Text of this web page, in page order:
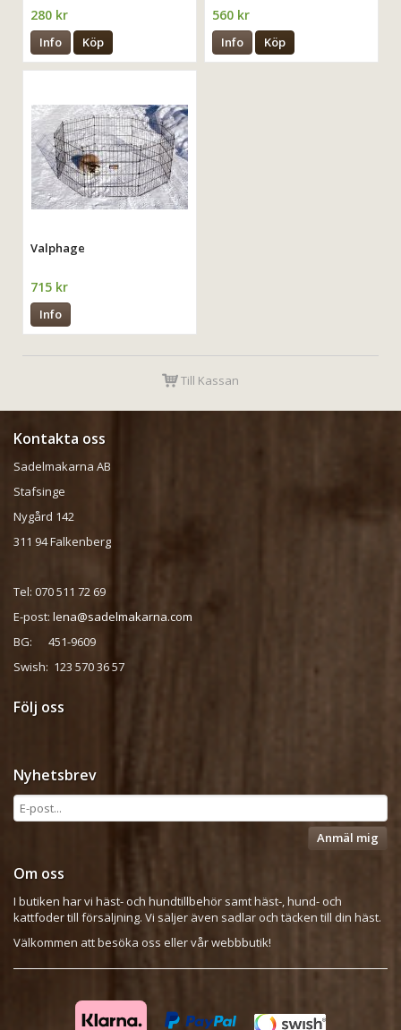
280 kr
Info Köp
560 kr
Info Köp
Valphage
715 kr
Info
Till Kassan
Kontakta oss
Sadelmakarna AB
Stafsinge
Nygård 142
311 94 Falkenberg
Tel: 070 511 72 69
E-post: lena@sadelmakarna.com
BG: 451-9609
Swish: 123 570 36 57
Följ oss
Nyhetsbrev
Anmäl mig
Om oss
I butiken har vi häst- och hundtillbehör samt häst-, hund- och
kattfoder till försäljning. Vi säljer även sadlar och täcken till din häst.
Välkommen att besöka oss eller vår webbbutik!